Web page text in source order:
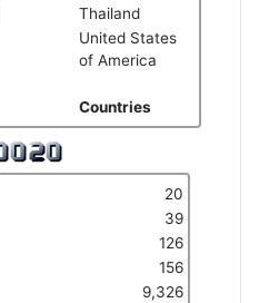
Thailand
United States
of America
Countries
20
39
126
156
9,326